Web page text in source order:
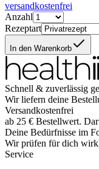
versandkostenfrei
Anzahl
Rezeptart
In den Warenkorb
Schnell & zuverlässig
Wir liefern deine
Versandkostenfrei
ab 25 € Bestellwert.
Deine Bedürfnisse im
Wir prüfen für dich
Service